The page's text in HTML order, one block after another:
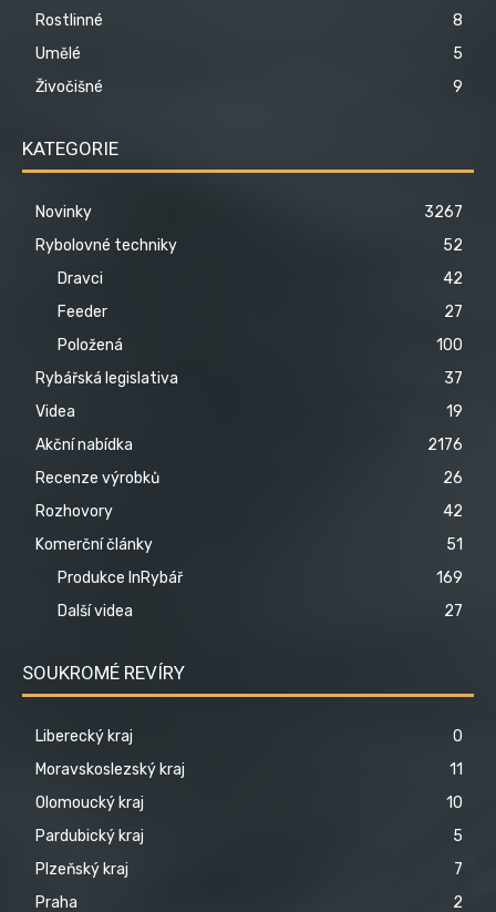
Rostlinné
8
Umělé
5
Živočišné
9
KATEGORIE
Novinky
3267
Rybolovné techniky
52
Dravci
42
Feeder
27
Položená
100
Rybářská legislativa
37
Videa
19
Akční nabídka
2176
Recenze výrobků
26
Rozhovory
42
Komerční články
51
Produkce InRybář
169
Další videa
27
SOUKROMÉ REVÍRY
Liberecký kraj
0
Moravskoslezský kraj
11
Olomoucký kraj
10
Pardubický kraj
5
Plzeňský kraj
7
Praha
2